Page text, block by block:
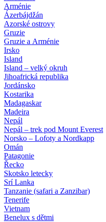
Arménie
Ázerbájdžán
Azorské ostrovy
Gruzie
Gruzie a Arménie
Irsko
Island
Island – velký okruh
Jihoafrická republika
Jordánsko
Kostarika
Madagaskar
Madeira
Nepál
Nepál – trek pod Mount Everest
Norsko – Lofoty a Nordkapp
Omán
Patagonie
Řecko
Skotsko letecky
Srí Lanka
Tanzanie (safari a Zanzibar)
Tenerife
Vietnam
Benelux s dětmi